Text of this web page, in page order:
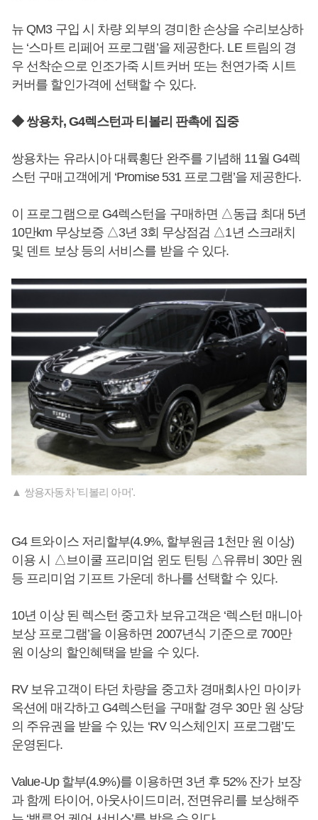
뉴 QM3 구입 시 차량 외부의 경미한 손상을 수리보상하
는 ‘스마트 리페어 프로그램’을 제공한다. LE 트림의 경
우 선착순으로 인조가죽 시트커버 또는 천연가죽 시트
커버를 할인가격에 선택할 수 있다.
◆ 쌍용차, G4렉스턴과 티볼리 판촉에 집중
쌍용차는 유라시아 대륙횡단 완주를 기념해 11월 G4렉
스턴 구매고객에게 ‘Promise 531 프로그램’을 제공한다.
이 프로그램으로 G4렉스턴을 구매하면 △동급 최대 5년
10만km 무상보증 △3년 3회 무상점검 △1년 스크래치
및 덴트 보상 등의 서비스를 받을 수 있다.
▲ 쌍용자동차 '티볼리 아머'.
G4 트와이스 저리할부(4.9%, 할부원금 1천만 원 이상)
이용 시 △브이쿨 프리미엄 윈도 틴팅 △유류비 30만 원
등 프리미엄 기프트 가운데 하나를 선택할 수 있다.
10년 이상 된 렉스턴 중고차 보유고객은 ‘렉스턴 매니아
보상 프로그램’을 이용하면 2007년식 기준으로 700만
원 이상의 할인혜택을 받을 수 있다.
RV 보유고객이 타던 차량을 중고차 경매회사인 마이카
옥션에 매각하고 G4렉스턴을 구매할 경우 30만 원 상당
의 주유권을 받을 수 있는 ‘RV 익스체인지 프로그램’도
운영된다.
Value-Up 할부(4.9%)를 이용하면 3년 후 52% 잔가 보장
과 함께 타이어, 아웃사이드미러, 전면유리를 보상해주